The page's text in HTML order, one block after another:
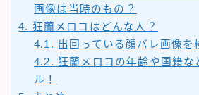
画像は当時のもの？
4. 狂蘭メロコはどんな人？
4.1. 出回っている顔バレ画像を
4.2. 狂蘭メロコの年齢や国籍な
ル！